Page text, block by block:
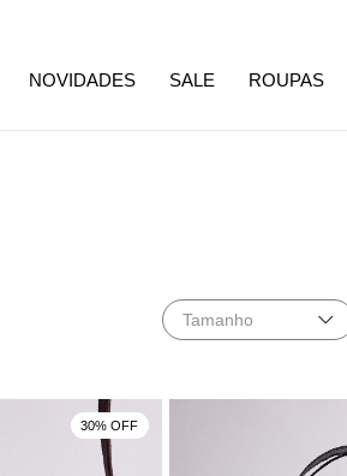
NOVIDADES SALE ROUPAS
Tamanho
30% OFF